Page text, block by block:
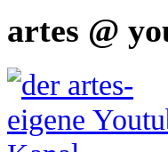
artes @